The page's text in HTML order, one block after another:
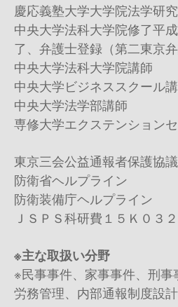
慶応義塾大学大学院法学研
中央大学法科大学院修了平
了、弁護士登録（第二東京弁
中央大学法科大学院講師
中央大学ビジネススクール
中央大学法学部講師
専修大学エクステンション
東京三会公益通報者保護協
防衛省ヘルプライン
防衛装備庁ヘルプライン
ＪＳＰＳ科研費１５Ｋ０３
※主な取扱い分野
※民事事件、家事事件、刑事
労務管理、内部通報制度設